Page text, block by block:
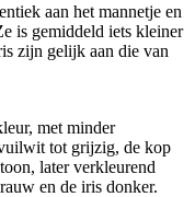
aan het mannetje en
is gemiddeld iets kleiner
zijn gelijk aan die van
met minder
tot grijzig, de kop
later verkleurend
en de iris donker.